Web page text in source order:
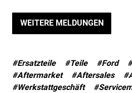
WEITERE MELDUNGEN
#Ersatzteile #Teile #Ford
#Aftermarket
#Aftersales
#Werkstattgeschäft